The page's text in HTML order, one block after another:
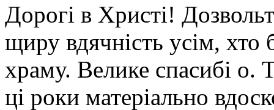
Дорогі в Христі!
щиру вдячність усім, хто
храму. Велике спасибі о.
ці роки матеріально